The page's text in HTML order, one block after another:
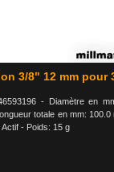
3/8" 12 mm pour
- Diamètre en
totale en mm: 100.0
- Poids: 15 g